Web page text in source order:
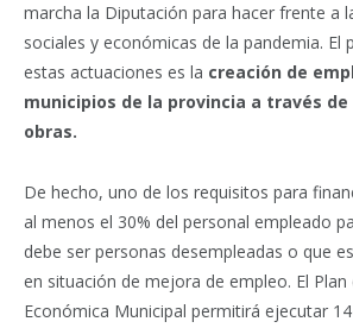
marcha la Diputación para hacer frente a
sociales y económicas de la pandemia. El
estas actuaciones es la creación de
municipios de la provincia a través de
obras.
De hecho, uno de los requisitos para
al menos el 30% del personal empleado
debe ser personas desempleadas o que
en situación de mejora de empleo. El Plan
Económica Municipal permitirá ejecutar